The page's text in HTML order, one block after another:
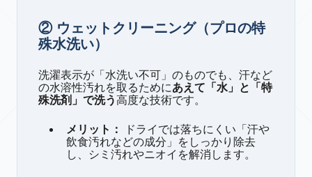
② ウェットクリーニング（プロの特
殊水洗い）
洗濯表示が「水洗い不可」のものでも、汗など
の水溶性汚れを取るためにあえて「水」と「特
殊洗剤」で洗う高度な技術です。
メリット：
ドライでは落ちにくい「汗や
飲食汚れなどの成分」をしっかり除去
し、シミ汚れやニオイを解消します。